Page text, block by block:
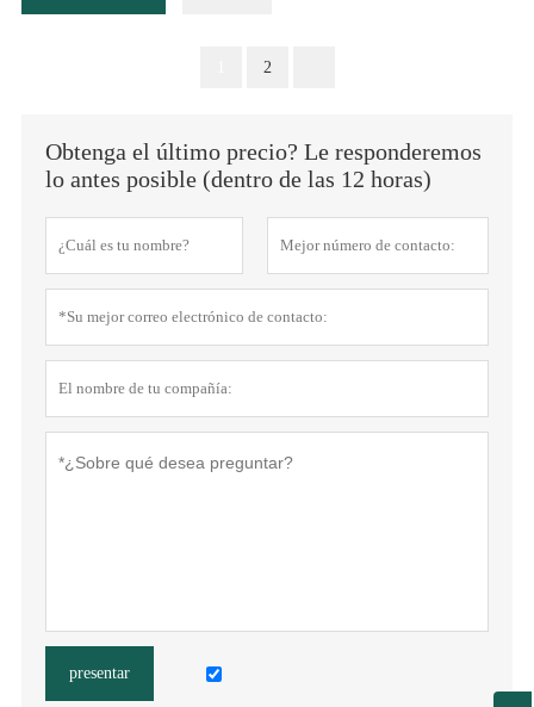
2
Obtenga el último precio? Le responderemos
lo antes posible (dentro de las 12 horas)
presentar